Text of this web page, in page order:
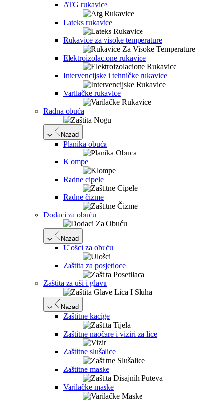
ATG rukavice
Lateks rukavice
Rukavice za visoke temperature
Elektroizolacione rukavice
Intervencijske i tehničke rukavice
Varilačke rukavice
Radna obuća
Nazad
Planika obuća
Klompe
Radne cipele
Radne čizme
Dodaci za obuću
Nazad
Ulošci za obuću
Zaštita za posjetioce
Zaštita za uši i glavu
Nazad
Zaštitne kacige
Zaštitne naočare i viziri za lice
Zaštitne slušalice
Zaštitne maske
Varilačke maske